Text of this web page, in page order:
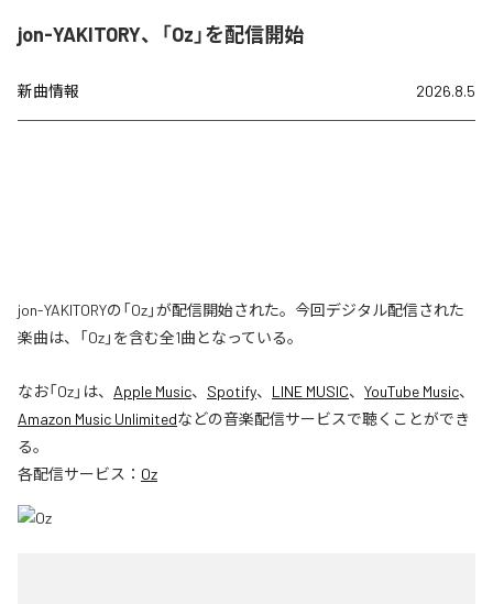
jon-YAKITORY、「Oz」を配信開始
新曲情報 2026.8.5
jon-YAKITORYの「Oz」が配信開始された。今回デジタル配信された
楽曲は、「Oz」を含む全1曲となっている。
なお「Oz」は、 Apple Music、 Spotify、 LINE MUSIC、 YouTube Music、
Amazon Music Unlimitedなどの音楽配信サービスで聴くことができ
る。
各配信サービス： Oz